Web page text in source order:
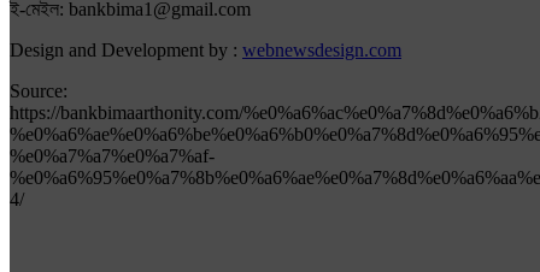
ই-মেইল: bankbima1@gmail.com
Design and Development by : webnewsdesign.com
Source:
https://bankbimaarthonity.com/
%e0%a7%a7%e0%a7%af-
4/